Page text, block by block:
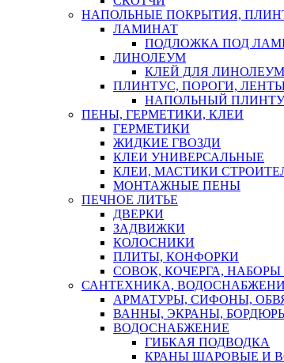
НАПОЛЬНЫЕ ПОКРЫТИЯ,
ЛАМИНАТ
ПОДЛОЖКА ПОД
ЛИНОЛЕУМ
КЛЕЙ ДЛЯ
ПЛИНТУС, ПОРОГИ,
НАПОЛЬНЫЙ
ПЕНЫ, ГЕРМЕТИКИ, КЛЕИ
ГЕРМЕТИКИ
ЖИДКИЕ ГВОЗДИ
КЛЕИ УНИВЕРСАЛЬНЫЕ
КЛЕИ, МАСТИКИ
МОНТАЖНЫЕ ПЕНЫ
ПЕЧНОЕ ЛИТЬЕ
ДВЕРКИ
ЗАДВИЖКИ
КОЛОСНИКИ
ПЛИТЫ, КОНФОРКИ
СОВОК, КОЧЕРГА,
САНТЕХНИКА,
АРМАТУРЫ, СИФОНЫ,
ВАННЫ, ЭКРАНЫ,
ВОДОСНАБЖЕНИЕ
ГИБКАЯ ПОДВОДКА
КРАНЫ ШАРОВЫЕ И